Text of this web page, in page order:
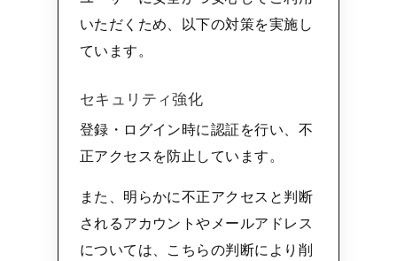
いただくため、以下の対策を実施し
ています。
セキュリティ強化
登録・ログイン時に認証を行い、不
正アクセスを防止しています。
また、明らかに不正アクセスと判断
されるアカウントやメールアドレス
については、こちらの判断により削